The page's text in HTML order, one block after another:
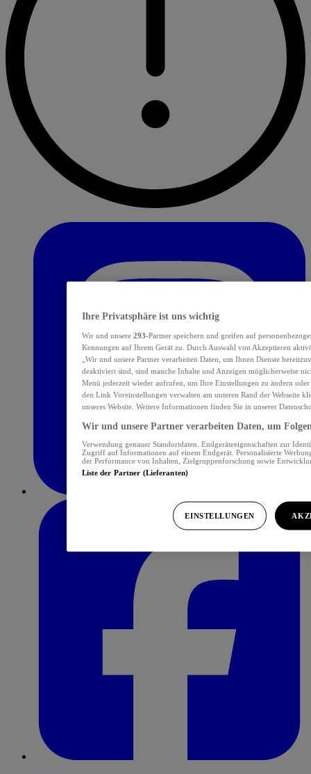
Ihre Privatsphäre ist uns wichtig
Wir und unsere 293-Partner speichern und greifen auf
Kennungen auf Ihrem Gerät zu. Durch Auswahl von Akzeptieren
„Wir und unsere Partner verarbeiten Daten, um Ihnen Dienste
deaktiviert sind, sind manche Inhalte und Anzeigen möglicherweise
Menü jederzeit wieder aufrufen, um Ihre Einstellungen zu ändern
den Link Voreinstellungen verwalten am unteren Rand der Webseite
unseres Website. Weitere Informationen finden Sie in unserer
Wir und unsere Partner verarbeiten Daten, um
Verwendung genauer Standortdaten. Endgeräteeigenschaften zur
Zugriff auf Informationen auf einem Endgerät. Personalisierte
der Performance von Inhalten, Zielgruppenforschung sowie
Liste der Partner (Lieferanten)
EINSTELLUNGEN